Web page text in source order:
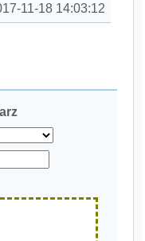
11-18 14:03:12